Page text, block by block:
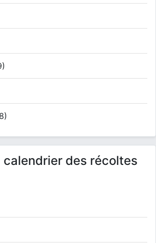
calendrier des récoltes